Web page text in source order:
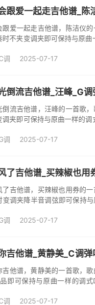
跟爱一起走吉他谱_陈
跟爱一起走吉他谱，陈洁仪
时不夹变调夹即可保持与原
他谱是根据陈洁仪、郭峰演
调 2025-07-17
倒流吉他谱_汪峰_G
倒流吉他谱，汪峰的一首歌
调夹即可保持与原曲一样的
创作并演唱的歌曲，收录在
调 2025-07-17
了吉他谱_买辣椒也用
了吉他谱，买辣椒也用券的
变调夹降半音调弦即可保持
分，原曲太高，大部分人唱
略难一点，但是多加练习就能
调 2025-07-17
吉他谱_黄静美_C调
吉他谱，黄静美的一首歌，
即可保持与原曲一样的调
调 2025-07-17